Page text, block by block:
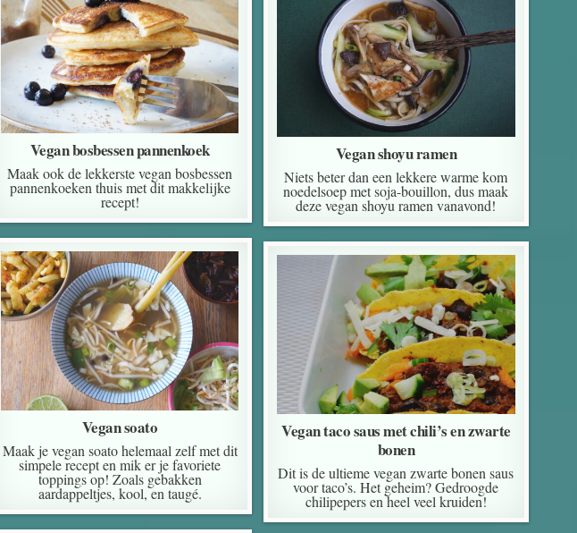
Vegan bosbessen pannenkoek
Maak ook de lekkerste vegan bosbessen
pannenkoeken thuis met dit makkelijke
recept!
Vegan shoyu ramen
Niets beter dan een lekkere warme kom
noedelsoep met soja-bouillon, dus maak
deze vegan shoyu ramen vanavond!
Vegan soato
Maak je vegan soato helemaal zelf met dit
simpele recept en mik er je favoriete
toppings op! Zoals gebakken
aardappeltjes, kool, en taugé.
Vegan taco saus met chili’s en zwarte
bonen
Dit is de ultieme vegan zwarte bonen saus
voor taco’s. Het geheim? Gedroogde
chilipepers en heel veel kruiden!